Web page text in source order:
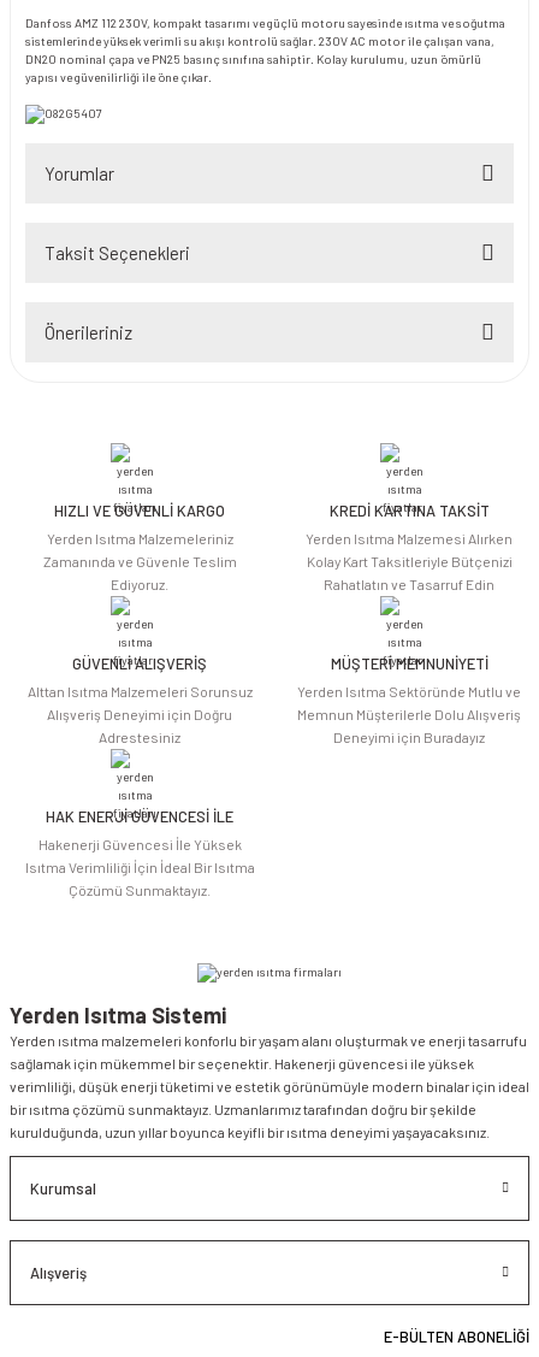
Danfoss AMZ 112 230V, kompakt tasarımı ve güçlü motoru sayesinde ısıtma ve soğutma
sistemlerinde yüksek verimli su akışı kontrolü sağlar. 230V AC motor ile çalışan vana,
DN20 nominal çapa ve PN25 basınç sınıfına sahiptir. Kolay kurulumu, uzun ömürlü
yapısı ve güvenilirliği ile öne çıkar.
Yorumlar
Taksit Seçenekleri
Önerileriniz
iletebilirsiniz.
Görüş ve önerileriniz için teşekkür ederiz.
Ürün açıklamasında eksik bilgiler bulunuyor.
Ürün bilgilerinde hatalar bulunuyor.
Ürün fiyatı diğer sitelerden daha pahalı.
Bu ürüne benzer farklı alternatifler olmalı.
HIZLI VE GÜVENLİ KARGO
Yerden Isıtma Malzemeleriniz
Zamanında ve Güvenle Teslim
Ediyoruz.
KREDİ KARTINA TAKSİT
Yerden Isıtma Malzemesi Alırken
Kolay Kart Taksitleriyle Bütçenizi
Rahatlatın ve Tasarruf Edin
GÜVENLİ ALIŞVERİŞ
Alttan Isıtma Malzemeleri Sorunsuz
Alışveriş Deneyimi için Doğru
Adrestesiniz
MÜŞTERİ MEMNUNİYETİ
Yerden Isıtma Sektöründe Mutlu ve
Memnun Müşterilerle Dolu Alışveriş
Deneyimi için Buradayız
HAK ENERJİ GÜVENCESİ İLE
Hakenerji Güvencesi İle Yüksek
Isıtma Verimliliği İçin İdeal Bir Isıtma
Çözümü Sunmaktayız.
Yerden Isıtma Sistemi
Yerden ısıtma malzemeleri konforlu bir yaşam alanı oluşturmak ve enerji tasarrufu
sağlamak için mükemmel bir seçenektir. Hakenerji güvencesi ile yüksek
verimliliği, düşük enerji tüketimi ve estetik görünümüyle modern binalar için ideal
bir ısıtma çözümü sunmaktayız. Uzmanlarımız tarafından doğru bir şekilde
kurulduğunda, uzun yıllar boyunca keyifli bir ısıtma deneyimi yaşayacaksınız.
Kurumsal
Alışveriş
E-BÜLTEN ABONELİĞİ